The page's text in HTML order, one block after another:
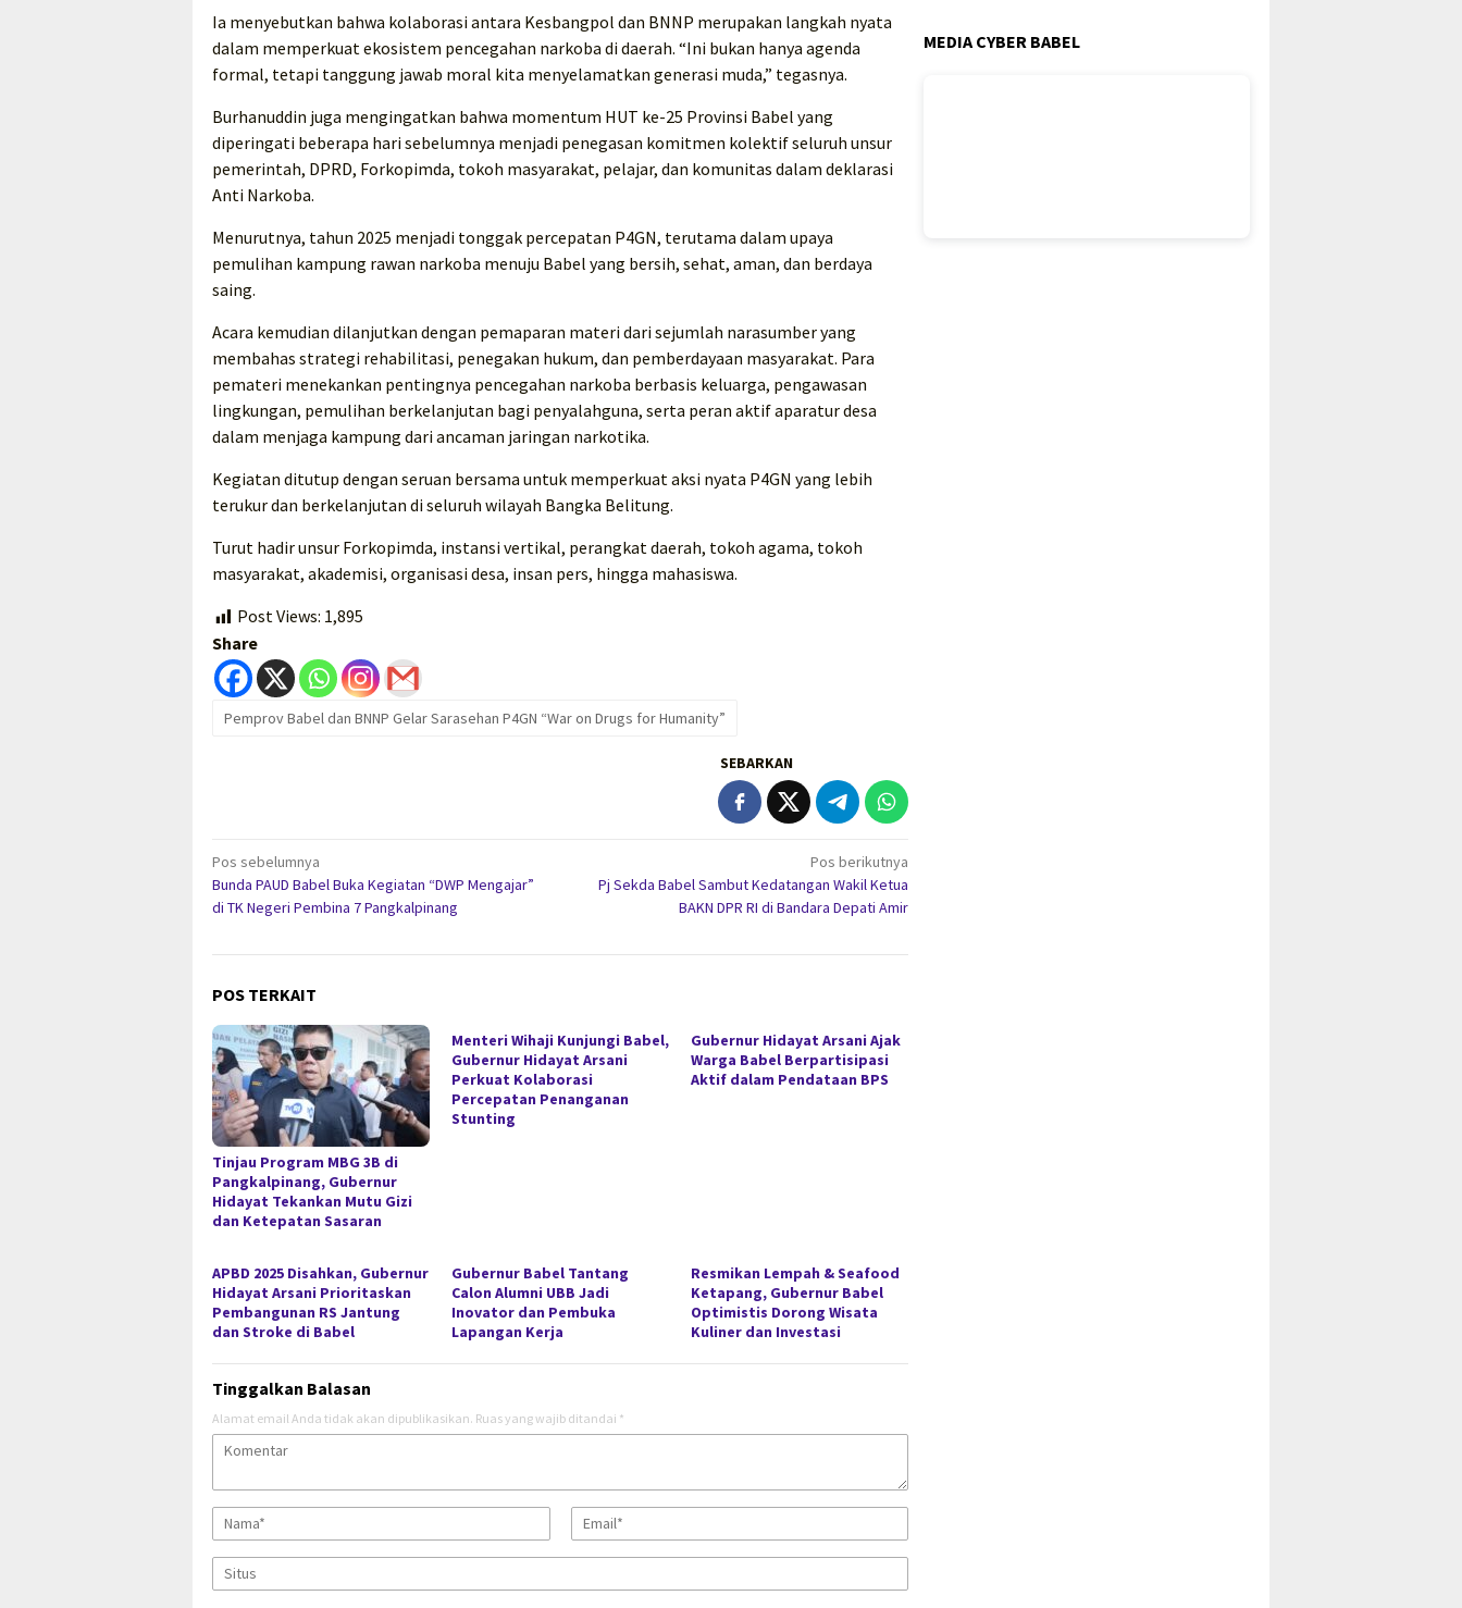
Ia menyebutkan bahwa kolaborasi antara Kesbangpol dan BNNP merupakan langkah nyata
dalam memperkuat ekosistem pencegahan narkoba di daerah. “Ini bukan hanya agenda
formal, tetapi tanggung jawab moral kita menyelamatkan generasi muda,” tegasnya.
Burhanuddin juga mengingatkan bahwa momentum HUT ke-25 Provinsi Babel yang
diperingati beberapa hari sebelumnya menjadi penegasan komitmen kolektif seluruh unsur
pemerintah, DPRD, Forkopimda, tokoh masyarakat, pelajar, dan komunitas dalam deklarasi
Anti Narkoba.
Menurutnya, tahun 2025 menjadi tonggak percepatan P4GN, terutama dalam upaya
pemulihan kampung rawan narkoba menuju Babel yang bersih, sehat, aman, dan berdaya
saing.
Acara kemudian dilanjutkan dengan pemaparan materi dari sejumlah narasumber yang
membahas strategi rehabilitasi, penegakan hukum, dan pemberdayaan masyarakat. Para
pemateri menekankan pentingnya pencegahan narkoba berbasis keluarga, pengawasan
lingkungan, pemulihan berkelanjutan bagi penyalahguna, serta peran aktif aparatur desa
dalam menjaga kampung dari ancaman jaringan narkotika.
Kegiatan ditutup dengan seruan bersama untuk memperkuat aksi nyata P4GN yang lebih
terukur dan berkelanjutan di seluruh wilayah Bangka Belitung.
Turut hadir unsur Forkopimda, instansi vertikal, perangkat daerah, tokoh agama, tokoh
masyarakat, akademisi, organisasi desa, insan pers, hingga mahasiswa.
Post Views: 1,895
Share
Pemprov Babel dan BNNP Gelar Sarasehan P4GN “War on Drugs for Humanity”
SEBARKAN
Navigasi
pos
Pos sebelumnya
Bunda PAUD Babel Buka Kegiatan “DWP Mengajar”
di TK Negeri Pembina 7 Pangkalpinang
Pos berikutnya
Pj Sekda Babel Sambut Kedatangan Wakil Ketua
BAKN DPR RI di Bandara Depati Amir
POS TERKAIT
Tinjau Program MBG 3B di
Pangkalpinang, Gubernur
Hidayat Tekankan Mutu Gizi
dan Ketepatan Sasaran
Menteri Wihaji Kunjungi Babel,
Gubernur Hidayat Arsani
Perkuat Kolaborasi
Percepatan Penanganan
Stunting
Gubernur Hidayat Arsani Ajak
Warga Babel Berpartisipasi
Aktif dalam Pendataan BPS
APBD 2025 Disahkan, Gubernur
Hidayat Arsani Prioritaskan
Pembangunan RS Jantung
dan Stroke di Babel
Gubernur Babel Tantang
Calon Alumni UBB Jadi
Inovator dan Pembuka
Lapangan Kerja
Resmikan Lempah & Seafood
Ketapang, Gubernur Babel
Optimistis Dorong Wisata
Kuliner dan Investasi
Tinggalkan Balasan
Alamat email Anda tidak akan dipublikasikan. Ruas yang wajib ditandai *
MEDIA CYBER BABEL